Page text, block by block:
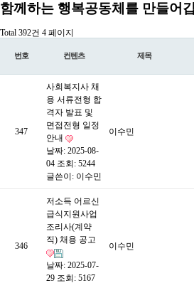
함께하는 행복공동체를 만들어
Total 392건 4 페이지
번호 컨텐츠 제목
347
사회복지사 채
용 서류전형 합
격자 발표 및
면접전형 일정
안내
날짜: 2025-08-
04 조회: 5244
글쓴이: 이수민
이수민
346
저소득 어르신
급식지원사업
조리사(계약
직) 채용 공고
날짜: 2025-07-
29 조회: 5167
이수민